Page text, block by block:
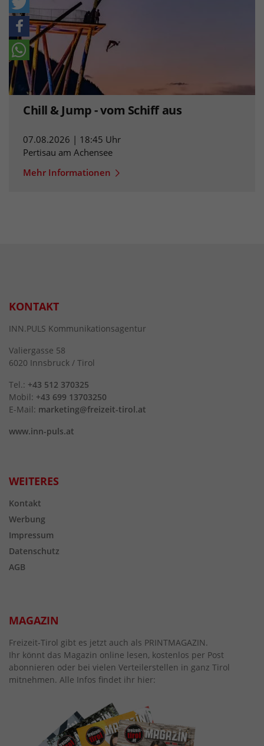
Chill & Jump - vom Schiff aus
07.08.2026 | 18:45 Uhr
Pertisau am Achensee
Mehr Informationen
KONTAKT
INN.PULS Kommunikationsagentur
Valiergasse 58
6020 Innsbruck / Tirol
Tel.: +43 512 370325
Mobil: +43 699 13703250
E-Mail: marketing@freizeit-tirol.at
www.inn-puls.at
WEITERES
Kontakt
Werbung
Impressum
Datenschutz
AGB
MAGAZIN
Freizeit-Tirol gibt es jetzt auch als PRINTMAGAZIN.
Ihr könnt das Magazin online lesen, kostenlos per Post
abonnieren oder bei vielen Verteilerstellen in ganz Tirol
mitnehmen. Alle Infos findet ihr hier: